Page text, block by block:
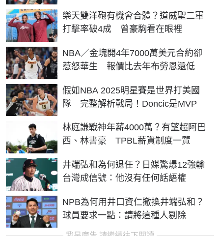
樂天雙洋砲有機會合體？道威聖二軍
打擊率破4成 曾豪駒看在眼裡
NBA／金塊開4年7000萬美元合約卻
惹怒華生 報價比去年布勞恩還低
假如NBA 2025明星賽是世界打美國
隊 完整解析戰局！Doncic是MVP
林庭謙戰神年薪4000萬？有望超阿巴
西、林書豪 TPBL薪資制度一覽
井端弘和為何退任？日媒驚爆12強輸
台灣成信號：他沒有任何話語權
NPB為何用井口資仁撤換井端弘和？
球員要求一點：請將這種人剔除